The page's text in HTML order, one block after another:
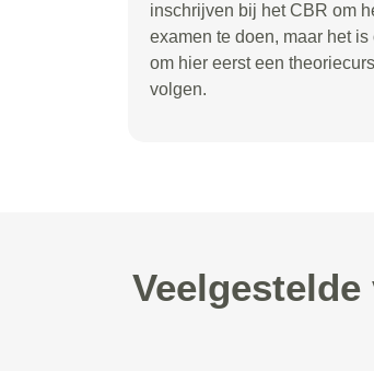
inschrijven bij het CBR om
examen te doen, maar het
om hier eerst een
volgen.